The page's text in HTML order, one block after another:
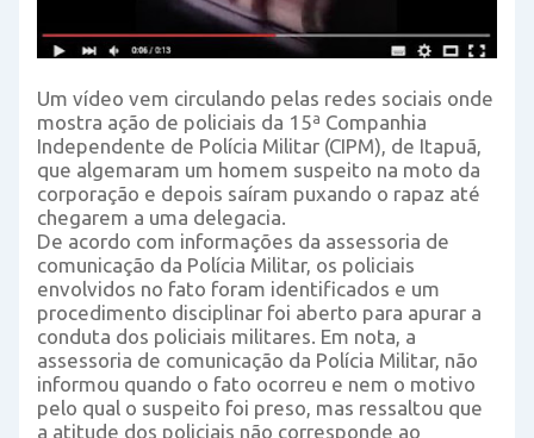
Um vídeo vem circulando pelas redes sociais onde
mostra ação de policiais da 15ª Companhia
Independente de Polícia Militar (CIPM), de Itapuã,
que algemaram um homem suspeito na moto da
corporação e depois saíram puxando o rapaz até
chegarem a uma delegacia.
De acordo com informações da assessoria de
comunicação da Polícia Militar, os policiais
envolvidos no fato foram identificados e um
procedimento disciplinar foi aberto para apurar a
conduta dos policiais militares. Em nota, a
assessoria de comunicação da Polícia Militar, não
informou quando o fato ocorreu e nem o motivo
pelo qual o suspeito foi preso, mas ressaltou que
a atitude dos policiais não corresponde ao